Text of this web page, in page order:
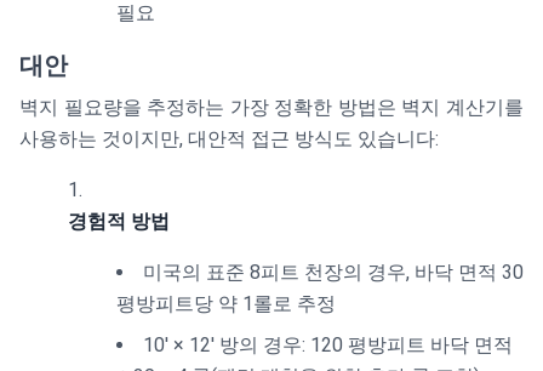
필요
대안
벽지 필요량을 추정하는 가장 정확한 방법은 벽지 계산기를
사용하는 것이지만, 대안적 접근 방식도 있습니다:
경험적 방법
미국의 표준 8피트 천장의 경우, 바닥 면적 30
평방피트당 약 1롤로 추정
10' × 12' 방의 경우: 120 평방피트 바닥 면적